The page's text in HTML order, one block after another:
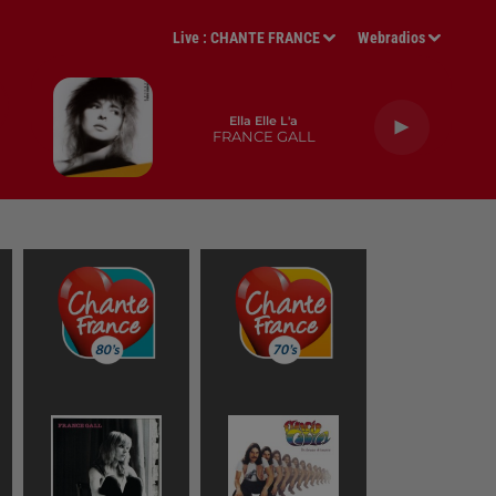
Live :CHANTE FRANCE Webradios
Ella Elle L'a
FRANCE GALL